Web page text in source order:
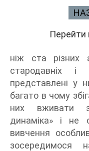
Перейти
ніж ста різних
стародавніх
представлені у
багато в чому
них вживати
динаміка» і не
вивчення
зосередимося